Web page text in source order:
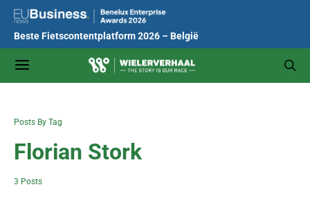
Beste Fietscontentplatform 2026 – België
Posts By Tag
Florian Stork
3 Posts